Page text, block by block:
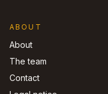
ABOUT
About
The team
Contact